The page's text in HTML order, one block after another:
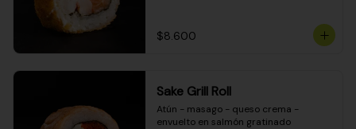
$8.600
Sake Grill Roll
Atún - masago - queso crema -
envuelto en salmón gratinado